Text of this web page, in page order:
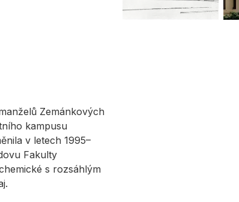
Zemánkových
kampusu
v letech 1995–
Fakulty
s rozsáhlým